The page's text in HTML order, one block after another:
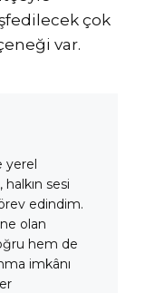
çok
var.
yerel
sesi
edindim.
olan
hem de
imkânı